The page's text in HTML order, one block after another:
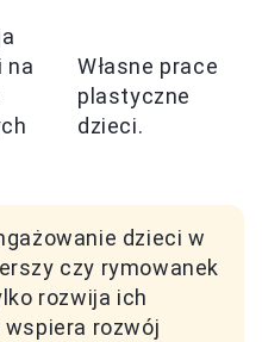
na
Własne prace
plastyczne
dzieci.
dzieci w
czy rymowanek
rozwija ich
rozwój